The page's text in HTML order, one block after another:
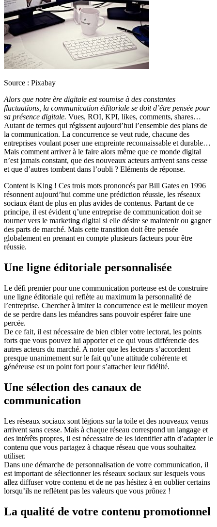
Source : Pixabay
Alors que notre ère digitale est soumise à des constantes
fluctuations, la communication éditoriale se doit d’être pensée pour
sa présence digitale. Vues, ROI, KPI, likes, comments, shares…
Autant de termes qui régissent aujourd’hui l’ensemble des plans de
la communication. La concurrence se veut rude, chacune des
entreprises voulant poser une empreinte reconnaissable et durable…
Mais comment arriver à le faire alors même que ce monde digital
n’est jamais constant, que des nouveaux acteurs arrivent sans cesse
et que d’autres tombent dans l’oubli ? Eléments de réponse.
Content is King ! Ces trois mots prononcés par Bill Gates en 1996
résonnent aujourd’hui comme une prédiction réussie, les réseaux
sociaux étant de plus en plus avides de contenus. Partant de ce
principe, il est évident q’une entreprise de communication doit se
tourner vers le marketing digital si elle désire se maintenir ou gagner
des parts de marché. Mais cette transition doit être pensée
globalement en prenant en compte plusieurs facteurs pour être
réussie.
Une ligne éditoriale personnalisée
Le défi premier pour une communication porteuse est de construire
une ligne éditoriale qui reflète au maximum la personnalité de
l’entreprise. Chercher à imiter la concurrence est le meilleur moyen
de se perdre dans les méandres sans pouvoir espérer faire une
percée.
De ce fait, il est nécessaire de bien cibler votre lectorat, les points
forts que vous pouvez lui apporter et ce qui vous différencie des
autres acteurs du marché. A noter que les lecteurs s’accordent
presque unanimement sur le fait qu’une attitude cohérente et
généreuse est un point fort pour s’attacher leur fidélité.
Une sélection des canaux de
communication
Les réseaux sociaux sont légions sur la toile et des nouveaux venus
arrivent sans cesse. Mais à chaque réseau correspond un langage et
des intérêts propres, il est nécessaire de les identifier afin d’adapter le
contenu que vous partagez à chaque réseau que vous souhaitez
utiliser.
Dans une démarche de personnalisation de votre communication, il
est important de sélectionner les réseaux sociaux sur lesquels vous
allez diffuser votre contenu et de ne pas hésitez à en oublier certains
lorsqu’ils ne reflètent pas les valeurs que vous prônez !
La qualité de votre contenu promotionnel